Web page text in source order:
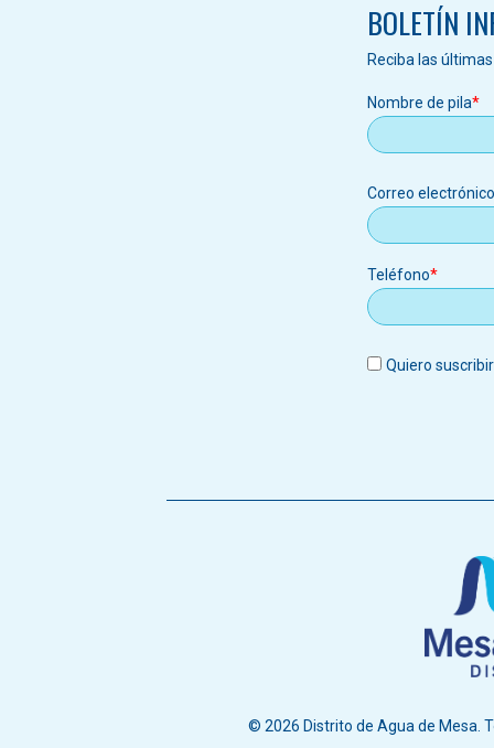
BOLETÍN
Reciba las
Nombre de pila
Correo
Correo
Teléfono
Quiero
© 2026 Distrito de Agua de Mesa.